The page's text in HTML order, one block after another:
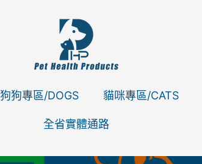
狗狗專區/DOGS 貓咪專區/CATS
全省實體通路